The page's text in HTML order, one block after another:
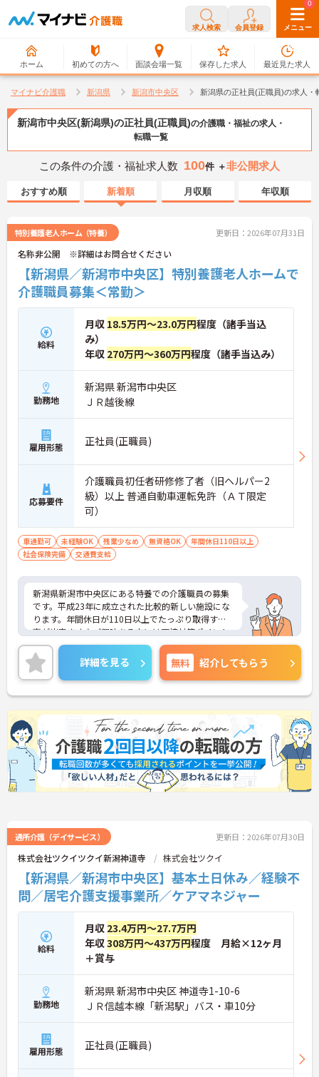
求人検索 会員登録 メニュー
ホーム 初めての方へ 面談会場一覧
0
保存した求人
0
最近見た求人
マイナビ介護職 新潟県 新潟市中央区 新潟県の正社員(正職員)の求人・
新潟市中央区(新潟県)の正社員(正職員)の介護職・福祉の求人・
転職一覧
この条件の介護・福祉求人数 100件 ＋非公開求人
おすすめ順 新着順 月収順 年収順
特別養護老人ホーム（特養） 更新日：2026年07月31日
名称非公開 ※詳細はお問合せください
【新潟県／新潟市中央区】特別養護老人ホームで
介護職員募集＜常勤＞
給料
月収 18.5万円～23.0万円程度（諸手当込
み）
年収 270万円～360万円程度（諸手当込み）
勤務地
新潟県 新潟市中央区
ＪＲ越後線
雇用形態 正社員(正職員)
応募要件
介護職員初任者研修修了者（旧ヘルパー2
級）以上 普通自動車運転免許（ＡＴ限定
可）
車通勤可 未経験OK 残業少なめ 無資格OK
年間休日110日以上
社会保険完備
交通費支給
新潟県新潟市中央区にある特養での介護職員の募集
です。平成23年に成立された比較的新しい施設にな
ります。年間休日が110日以上でたっぷり取得する
事が出来ます♪ご興味ある方には面接対策ポイント
など、さらに詳しい詳細をお話いたしますのでお気
軽にご相談ください。
詳細を見る 無料 紹介してもらう
通所介護（デイサービス） 更新日：2026年07月30日
株式会社ツクイツクイ新潟神道寺 株式会社ツクイ
【新潟県／新潟市中央区】基本土日休み／経験不
問／居宅介護支援事業所／ケアマネジャー
給料
月収 23.4万円～27.7万円
年収308万円～437万円程度 月給×12ヶ月
＋賞与
勤務地
新潟県 新潟市中央区 神道寺1-10-6
ＪＲ信越本線「新潟駅」バス・車10分
雇用形態 正社員(正職員)